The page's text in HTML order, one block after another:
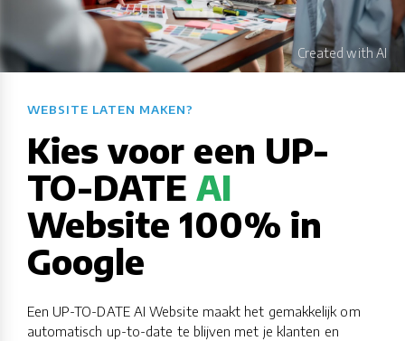
WEBSITE LATEN MAKEN?​​​​​​​​​​​​​​
Kies voor een UP-
TO-DATE AI
Website 100% in
Google
Een UP-TO-DATE AI Website maakt het gemakkelijk om
automatisch up-to-date te blijven met je klanten en